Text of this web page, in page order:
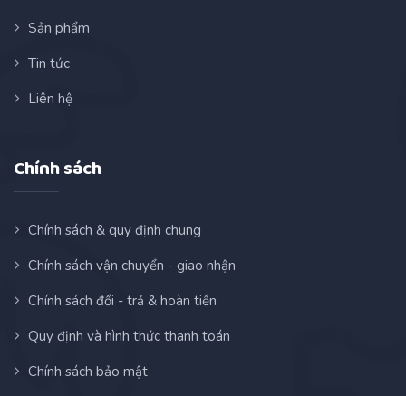
Sản phẩm
Tin tức
Liên hệ
Chính sách
Chính sách & quy định chung
Chính sách vận chuyển - giao nhận
Chính sách đổi - trả & hoàn tiền
Quy định và hình thức thanh toán
Chính sách bảo mật